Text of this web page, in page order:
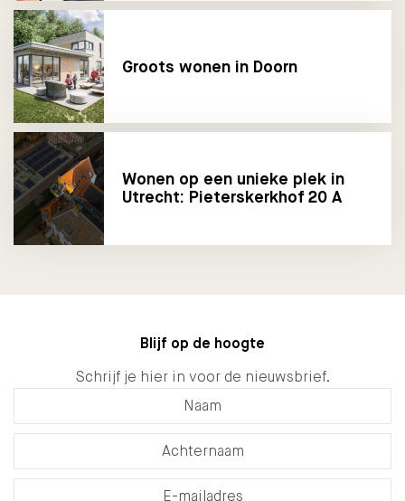
Groots wonen in Doorn
Wonen op een unieke plek in
Utrecht: Pieterskerkhof 20 A
Blijf op de hoogte
Schrijf je hier in voor de nieuwsbrief.